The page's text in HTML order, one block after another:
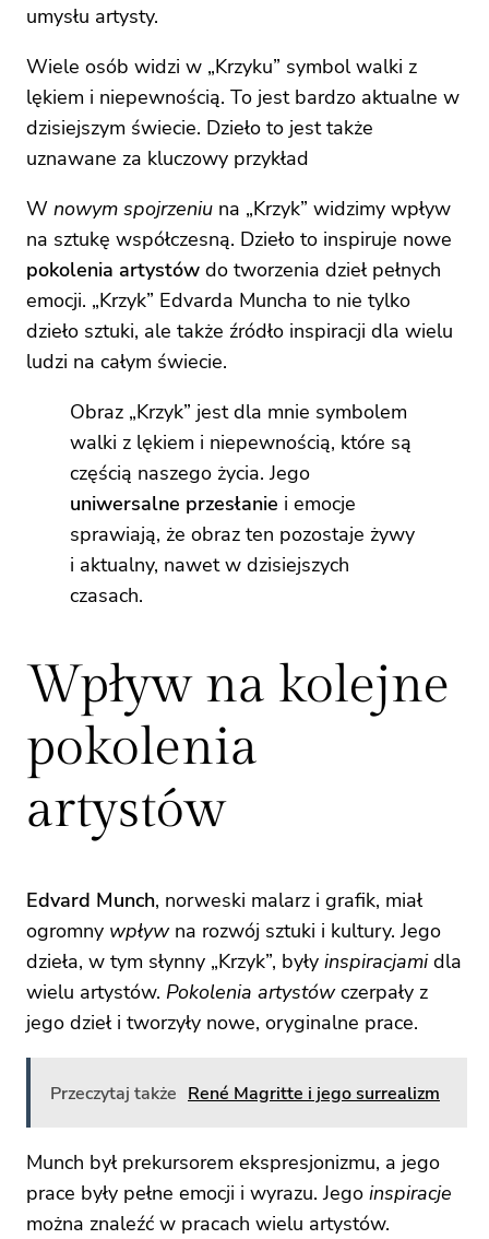
umysłu artysty.
Wiele osób widzi w „Krzyku” symbol walki z
lękiem i niepewnością. To jest bardzo aktualne w
dzisiejszym świecie. Dzieło to jest także
uznawane za kluczowy przykład
W nowym spojrzeniu na „Krzyk” widzimy wpływ
na sztukę współczesną. Dzieło to inspiruje nowe
pokolenia artystów do tworzenia dzieł pełnych
emocji. „Krzyk” Edvarda Muncha to nie tylko
dzieło sztuki, ale także źródło inspiracji dla wielu
ludzi na całym świecie.
Obraz „Krzyk” jest dla mnie symbolem
walki z lękiem i niepewnością, które są
częścią naszego życia. Jego
uniwersalne przesłanie i emocje
sprawiają, że obraz ten pozostaje żywy
i aktualny, nawet w dzisiejszych
czasach.
Wpływ na kolejne
pokolenia
artystów
Edvard Munch, norweski malarz i grafik, miał
ogromny wpływna rozwój sztuki i kultury. Jego
dzieła, w tym słynny „Krzyk”, były inspiracjamidla
wielu artystów. Pokolenia artystówczerpały z
jego dzieł i tworzyły nowe, oryginalne prace.
Przeczytaj także René Magritte i jego surrealizm
Munch był prekursorem ekspresjonizmu, a jego
prace były pełne emocji i wyrazu. Jego inspiracje
można znaleźć w pracach wielu artystów.